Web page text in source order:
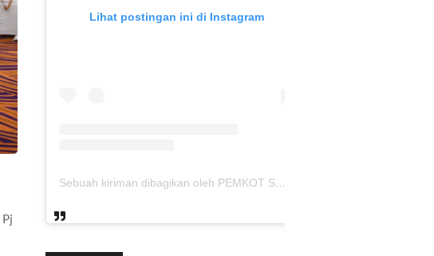
Lihat postingan ini di Instagram
Sebuah kiriman dibagikan oleh PEMKOT SUKABUMI (@pemkotsukabumi_)